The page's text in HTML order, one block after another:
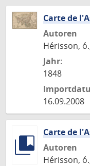
Carte de
Autoren
Hérisson,
Jahr:
1848
16.09.2008
Carte de
Autoren
Hérisson,